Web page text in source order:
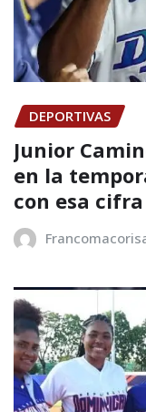
DEPORTIVAS
Junior
en la
con esa cifra